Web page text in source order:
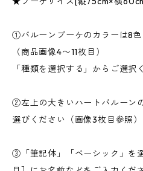
①バルーンブーケのカラーは8
（商品画像4〜11枚目）
「種類を選択する」からご選択
②左上の大きいハートバルーン
選びください（画像3枚目参照）
③「筆記体」「ベーシック」を